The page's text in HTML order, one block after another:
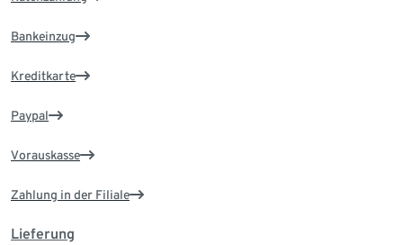
Bankeinzug
Kreditkarte
Paypal
Vorauskasse
Zahlung in der Filiale
Lieferung